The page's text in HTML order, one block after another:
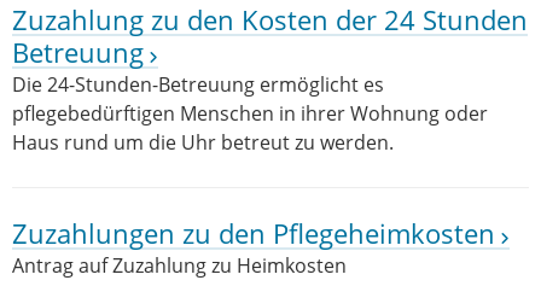
Zuzahlung zu den Kosten der 24 Stunden
Betreuung
Die 24-Stunden-Betreuung ermöglicht es
pflegebedürftigen Menschen in ihrer Wohnung oder
Haus rund um die Uhr betreut zu werden.
Zuzahlungen zu den Pflegeheimkosten
Antrag auf Zuzahlung zu Heimkosten